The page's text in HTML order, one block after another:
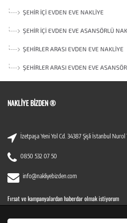
ŞEHIR İÇI EVDEN EVE NAKLIYE
ŞEHIR İÇI EVDEN EVE ASANSÖRLÜ
ŞEHIRLER ARASI EVDEN EVE NAKLIYE
ŞEHIRLER ARASI EVDEN EVE
NAKLIYE BIZDEN ®
İzetpaşa Yeni Yol Cd. 34387 Şişli İstanbul
0850 532 07 50
info@nakliyebizden.com
Fırsat ve kampanyalardan haberdar olmak istiyorum